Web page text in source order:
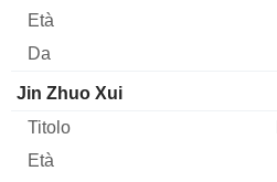
Jin Zhuo Xui